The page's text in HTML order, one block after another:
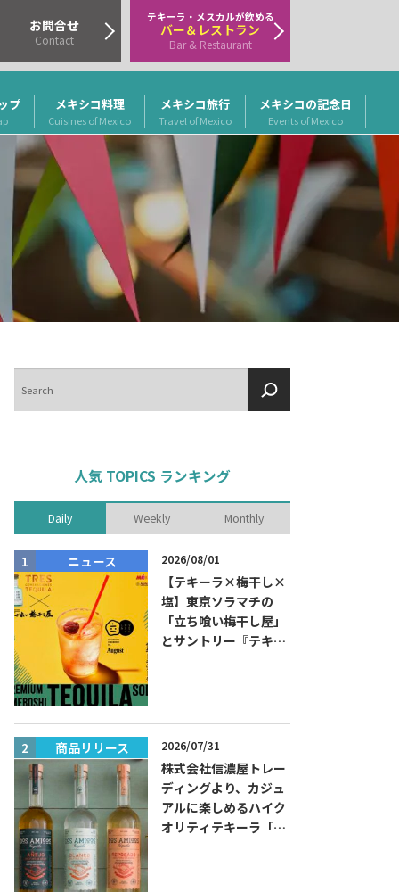
プ メキシコ料理
Cuisines of Mexico
メキシコ旅行
Travel of Mexico
メキシコの記念日
Events of Mexico
お問合せ
Contact
テキーラ・メスカルが飲める
バー＆レストラン
Bar & Restaurant
索
人気 TOPICS ランキング
Daily Weekly Monthly
ニュース 2026/08/01
【テキーラ×梅干し×
塩】東京ソラマチの
「立ち喰い梅干し屋」
とサントリー『テキー
8月限定メニューに！
商品リリース 2026/07/31
株式会社信濃屋トレー
ディングより、カジュ
アルに楽しめるハイク
オリティテキーラ「ド